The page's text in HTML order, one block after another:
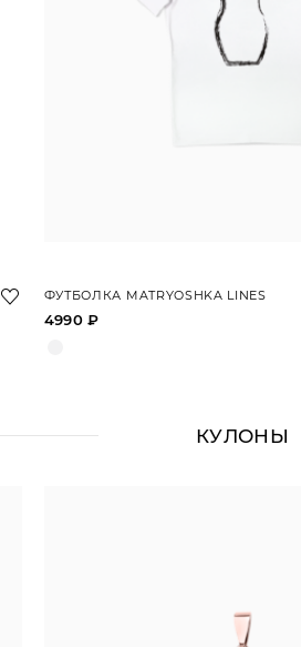
ФУТБОЛКА MATRYOSHKA LINES
4990 ₽
КУЛОНЫ